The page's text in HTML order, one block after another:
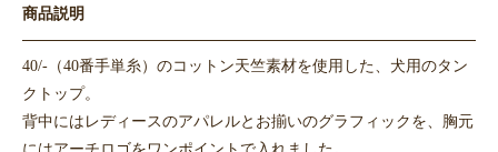
商品説明
40/-（40番手単糸）のコットン天竺素材を使用した、犬用のタン
クトップ。
背中にはレディースのアパレルとお揃いのグラフィックを、胸元